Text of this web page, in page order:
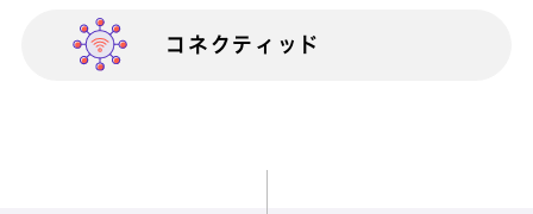
コネクティッド
BizVision PLUS Public